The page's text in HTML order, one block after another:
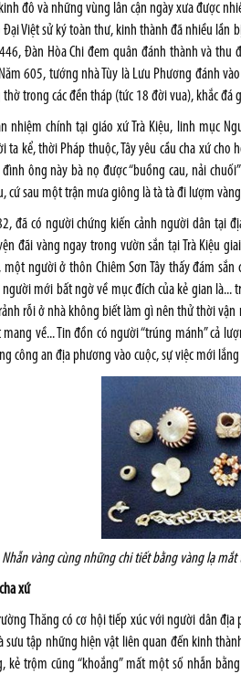
đô và những vùng lân cận ngày xưa được
Đại Việt sử ký toàn thư, kinh thành đã nhiều lần
Đàn Hòa Chi đem quân đánh thành và thu
605, tướng nhà Tùy là Lưu Phương đánh
trong các đền tháp (tức 18 đời vua), khắc đá
nhiệm chính tại giáo xứ Trà Kiệu, linh mục
ta kể, thời Pháp thuộc, Tây yêu cầu cha xứ
ông này bà nọ được “buồng cau, nải
cứ sau một trận mưa giông là tà tà đi lượm
đã có người chứng kiến cảnh người dân tại
đãi vàng ngay trong vườn sắn tại Trà Kiệu
một người ở thôn Chiêm Sơn Tây thấy đám
mới bất ngờ về mục đích của kẻ gian
rỗi ở nhà không biết làm gì nên thử thời vận
về... Tin đồn có người “trúng mánh” cả
công an địa phương vào cuộc, sự việc mới
Nhẫn vàng cùng những chi tiết bằng vàng lạ
xứ
Thăng có cơ hội tiếp xúc với người dân
tập những hiện vật liên quan đến kinh
kẻ trộm cũng “khoắng” mất một số nhẫn